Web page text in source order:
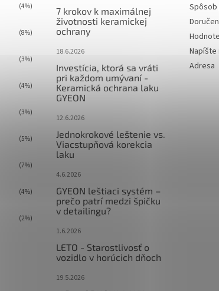
(4%)
(8%)
(3%)
(4%)
(3%)
(5%)
(7%)
(4%)
(2%)
7 krokov k maximálnej
životnosti keramickej
ochrany
18.6.2026
Investícia, ktorá sa vráti
pri každom umývaní -
Keramická ochrana laku
GYEON
12.6.2026
Jednokrokové leštenie vs.
Viacstupňová korekcia
laku
4.6.2026
GYEON leštiaci systém –
prečo patrí medzi špičku
v detailingu?
1.6.2026
LETO - Starostlivosť o
vozidlo v horúcich dňoch
19.5.2026
Napíšte
Adresa